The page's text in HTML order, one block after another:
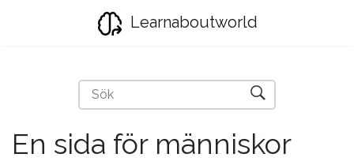
Learnaboutworld
En sida för människor